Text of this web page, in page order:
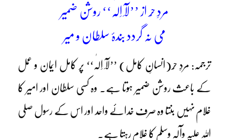
مردِ حُر از ’’لَآ اِلٰہ‘‘ روشن ضمیر
می نہ گردد بندۂ سلطان و میر
ترجمہ: مردِ حُر(انسانِ کامل) ’’لَآ اِلٰہ‘‘ پر کامل ایمان و عمل
کے باعث روشن ضمیر ہوتا ہے۔ وہ کسی سلطان اور امیر کا
غلام نہیں بنتا وہ صرف خدائے واحد اور اس کے رسول صلی
اللہ علیہ وآلہٖ وسلم کا غلام رہتا ہے۔